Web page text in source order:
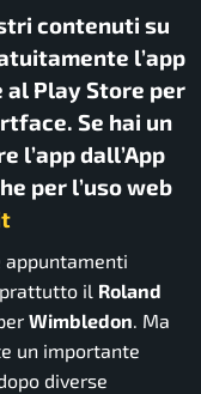
contenuti su
l’app
al Play Store per
Se hai un
l’app dall’App
per l’uso web
il Roland
Wimbledon. Ma
un importante
diverse